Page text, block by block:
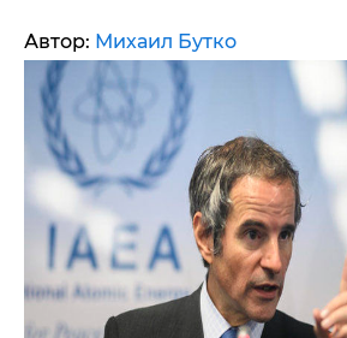
Автор: Михаил Бутко